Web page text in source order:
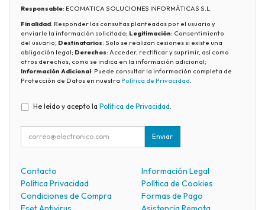
Responsable: ECOMATICA SOLUCIONES INFORMÁTICAS S.L
Finalidad: Responder las consultas planteadas por el usuario y
enviarle la información solicitada; Legitimación: Consentimiento
del usuario; Destinatarios: Solo se realizan cesiones si existe una
obligación legal; Derechos: Acceder, rectificar y suprimir, así como
otros derechos, como se indica en la información adicional;
Información Adicional: Puede consultar la información completa de
Protección de Datos en nuestra Política de Privacidad.
He leído y acepto la Política de Privacidad
Enviar
Contacto
Información Legal
Política Privacidad
Política de Cookies
Condiciones de Compra
Formas de Pago